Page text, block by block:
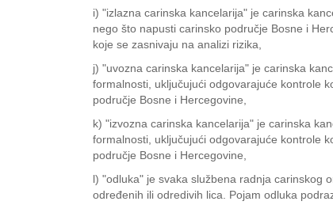
i) "izlazna carinska kancelarija" je carinska
nego što napusti carinsko područje Bosne i
koje se zasnivaju na analizi rizika,
j) "uvozna carinska kancelarija" je carinska
formalnosti, uključujući odgovarajuće kontrole
područje Bosne i Hercegovine,
k) "izvozna carinska kancelarija" je carinska
formalnosti, uključujući odgovarajuće kontrole
područje Bosne i Hercegovine,
l) "odluka" je svaka službena radnja carinskog
određenih ili odredivih lica. Pojam odluka